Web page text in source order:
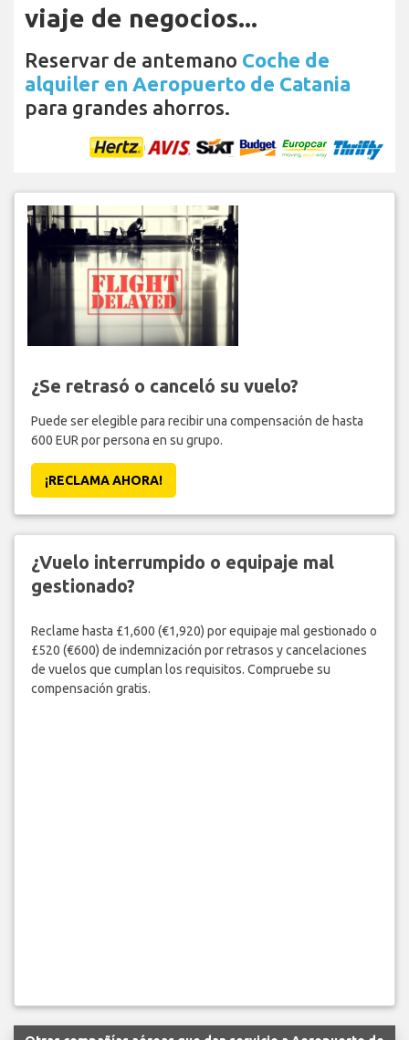
viaje de negocios...
Reservar de antemano Coche de
alquiler en Aeropuerto de Catania
para grandes ahorros.
¿Se retrasó o canceló su vuelo?
Puede ser elegible para recibir una compensación de hasta
600 EUR por persona en su grupo.
¡RECLAMA AHORA!
¿Vuelo interrumpido o equipaje mal
gestionado?
Reclame hasta £1,600 (€1,920) por equipaje mal gestionado o
£520 (€600) de indemnización por retrasos y cancelaciones
de vuelos que cumplan los requisitos. Compruebe su
compensación gratis.